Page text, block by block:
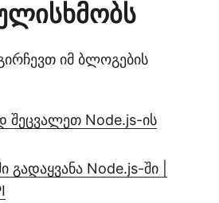
იმ ბლოგების
შეცვალეთ Node.js-ის
გადაყვანა Node.js-ში |